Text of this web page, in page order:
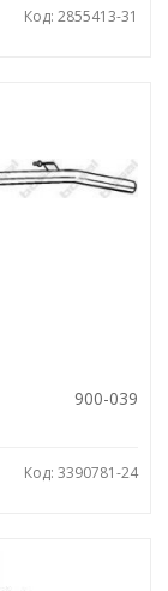
Код: 2855413-31
900-039
Код: 3390781-24